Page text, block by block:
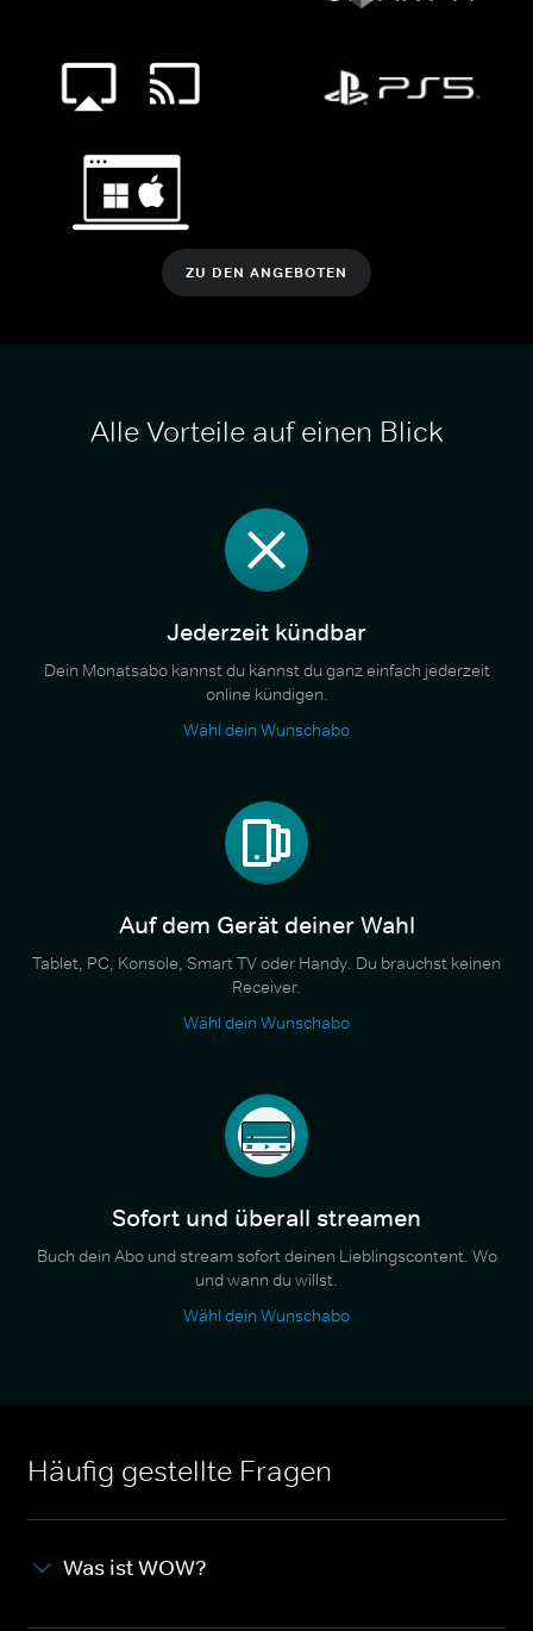
ZU DEN ANGEBOTEN
Alle Vorteile auf einen Blick
Jederzeit kündbar
Dein Monatsabo kannst du kannst du ganz einfach jederzeit
online kündigen.
Wähl dein Wunschabo
Auf dem Gerät deiner Wahl
Tablet, PC, Konsole, Smart TV oder Handy. Du brauchst keinen
Receiver.
Wähl dein Wunschabo
Sofort und überall streamen
Buch dein Abo und stream sofort deinen Lieblingscontent. Wo
und wann du willst.
Wähl dein Wunschabo
Häufig gestellte Fragen
Was ist WOW?